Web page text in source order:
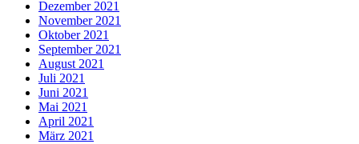
Dezember 2021
November 2021
Oktober 2021
September 2021
August 2021
Juli 2021
Juni 2021
Mai 2021
April 2021
März 2021